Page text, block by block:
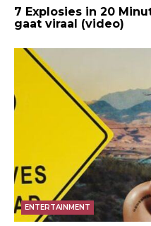
7 Explosies in 20
gaat viraal (video)
ENTERTAINMENT